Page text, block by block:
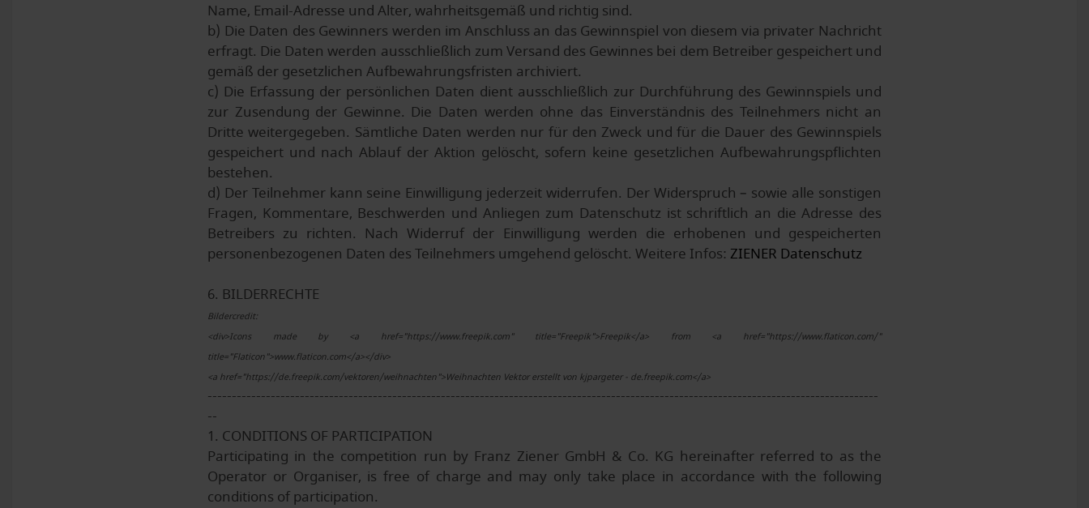
Name, Email-Adresse und Alter, wahrheitsgemäß und richtig sind.
b) Die Daten des Gewinners werden im Anschluss an das Gewinnspiel von diesem via privater Nachricht
erfragt. Die Daten werden ausschließlich zum Versand des Gewinnes bei dem Betreiber gespeichert und
gemäß der gesetzlichen Aufbewahrungsfristen archiviert.
c) Die Erfassung der persönlichen Daten dient ausschließlich zur Durchführung des Gewinnspiels und
zur Zusendung der Gewinne. Die Daten werden ohne das Einverständnis des Teilnehmers nicht an
Dritte weitergegeben. Sämtliche Daten werden nur für den Zweck und für die Dauer des Gewinnspiels
gespeichert und nach Ablauf der Aktion gelöscht, sofern keine gesetzlichen Aufbewahrungspflichten
bestehen.
d) Der Teilnehmer kann seine Einwilligung jederzeit widerrufen. Der Widerspruch – sowie alle sonstigen
Fragen, Kommentare, Beschwerden und Anliegen zum Datenschutz ist schriftlich an die Adresse des
Betreibers zu richten. Nach Widerruf der Einwilligung werden die erhobenen und gespeicherten
personenbezogenen Daten des Teilnehmers umgehend gelöscht. Weitere Infos: ZIENER Datenschutz
6. BILDERRECHTE
Bildercredit:
<div>Icons made by <a href="https://www.freepik.com" title="Freepik">Freepik</a> from <a href="https://www.flaticon.com/"
title="Flaticon">www.flaticon.com</a></div>
<a href="https://de.freepik.com/vektoren/weihnachten">Weihnachten Vektor erstellt von kjpargeter - de.freepik.com</a>
------------------------------------------------------------------------------------------------------------------------------------------
--
1. CONDITIONS OF PARTICIPATION
Participating in the competition run by Franz Ziener GmbH & Co. KG hereinafter referred to as the
Operator or Organiser, is free of charge and may only take place in accordance with the following
conditions of participation.